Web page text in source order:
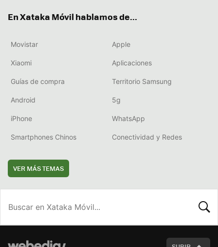
En Xataka Móvil hablamos de...
Movistar Apple
Xiaomi Aplicaciones
Guías de compra Territorio Samsung
Android 5g
iPhone WhatsApp
Smartphones Chinos Conectividad y Redes
VER MÁS TEMAS